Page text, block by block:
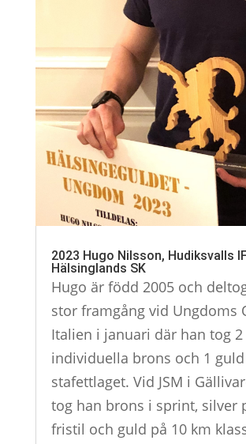
2023 Hugo Nilsson, Hudiksvalls
Hälsinglands SK
Hugo är född 2005 och
stor framgång vid Ungdoms
Italien i januari där han tog 2
individuella brons och 1
stafettlaget. Vid JSM i
tog han brons i sprint, silver
fristil och guld på 10 km